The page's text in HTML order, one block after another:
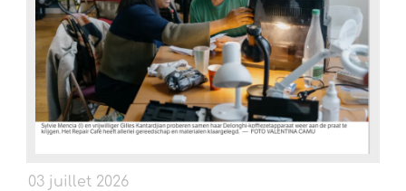
03 juillet 2026